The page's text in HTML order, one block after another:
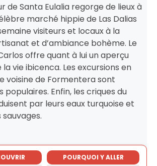
de Santa Eulalia regorge de lieux à
marché hippie de Las Dalias
visiteurs et locaux à la
et d’ambiance bohème. Le
offre quant à lui un aperçu
vie ibicenca. Les excursions en
voisine de Formentera sont
Enfin, les criques du
par leurs eaux turquoise et
POURQUOI Y ALLER